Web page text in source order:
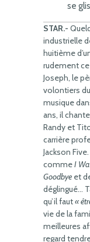
se
STAR.-
industrielle
huitième
rudement ce
Joseph, le
volontiers
musique
ans, il
Randy et
carrière
Jackson
commeI
Goodbye et
déglingué…
qu’il faut«
vie de la
meilleures
regard